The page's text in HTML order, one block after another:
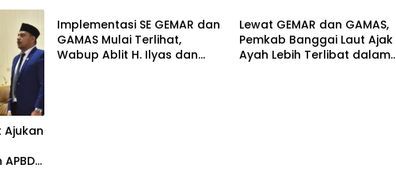
Hukum
Ajukan
Implementasi SE GEMAR dan
GAMAS Mulai Terlihat,
Wabup Ablit H. Ilyas dan
Lewat GEMAR dan GAMAS,
Pemkab Banggai Laut Ajak
Ayah Lebih Terlibat dalam